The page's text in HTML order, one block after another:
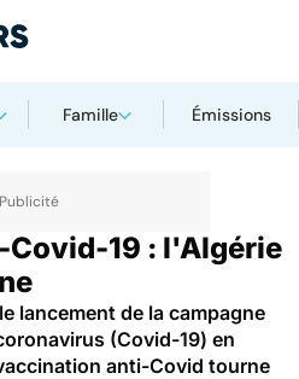
Famille Émissions
19 : l'Algérie
lancement de la campagne
(Covid-19) en
anti-Covid tourne